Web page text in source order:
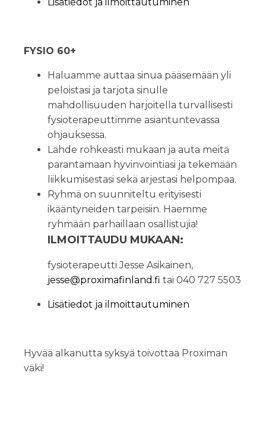
FYSIO 60+
Haluamme auttaa sinua pääsemään yli
peloistasi ja tarjota sinulle
mahdollisuuden harjoitella turvallisesti
fysioterapeuttimme asiantuntevassa
ohjauksessa.
Lähde rohkeasti mukaan ja auta meitä
parantamaan hyvinvointiasi ja tekemään
liikkumisestasi sekä arjestasi helpompaa.
Ryhmä on suunniteltu erityisesti
ikääntyneiden tarpeisiin. Haemme
ryhmään parhaillaan osallistujia!
ILMOITTAUDU MUKAAN:
fysioterapeutti Jesse Asikainen,
jesse@proximafinland.fi tai 040 727 5503
Lisätiedot ja ilmoittautuminen
Hyvää alkanutta syksyä toivottaa Proximan
väki!